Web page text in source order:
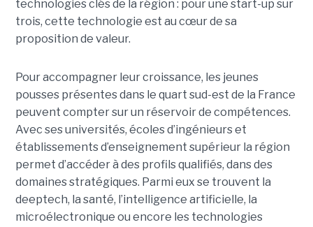
technologies clés de la région : pour une start-up sur
trois, cette technologie est au cœur de sa
proposition de valeur.
Pour accompagner leur croissance, les jeunes
pousses présentes dans le quart sud-est de la France
peuvent compter sur un réservoir de compétences.
Avec ses universités, écoles d’ingénieurs et
établissements d’enseignement supérieur la région
permet d’accéder à des profils qualifiés, dans des
domaines stratégiques. Parmi eux se trouvent la
deeptech, la santé, l’intelligence artificielle, la
microélectronique ou encore les technologies